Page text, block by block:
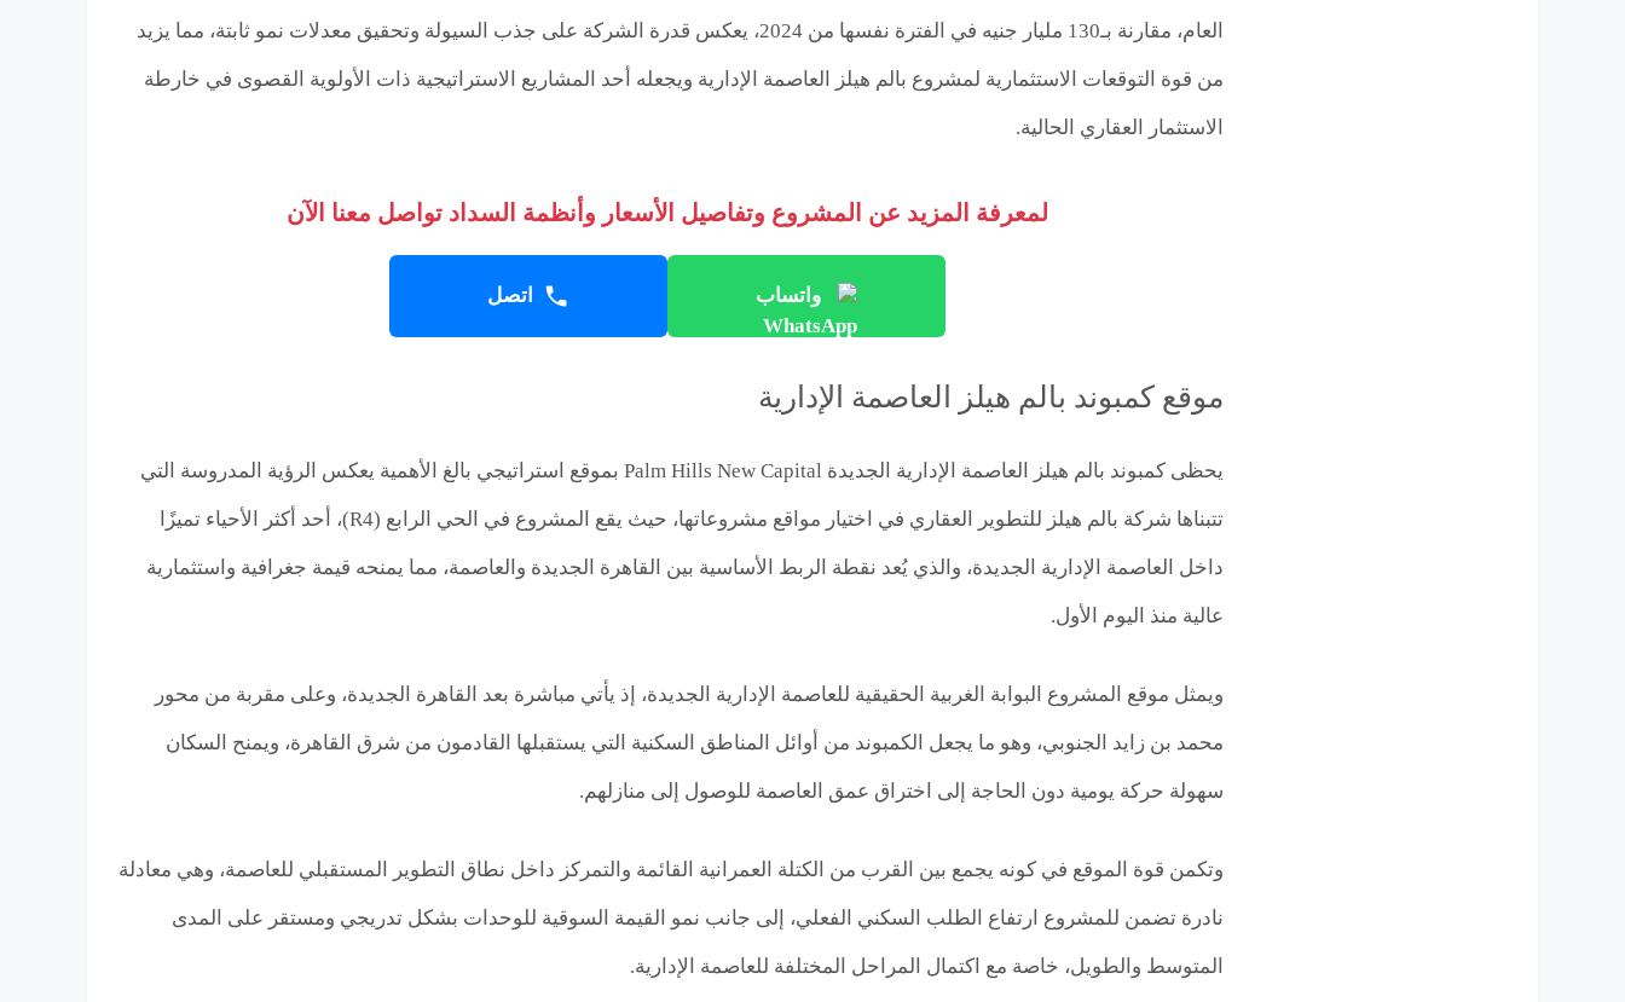
العام، مقارنة بـ130 مليار جنيه في الفترة نفسها من 2024، يعكس قدرة الشركة على جذب السيولة وتحقيق معدلات نمو ثابتة، مما يزيد
من قوة التوقعات الاستثمارية لمشروع بالم هيلز العاصمة الإدارية ويجعله أحد المشاريع الاستراتيجية ذات الأولوية القصوى في خارطة
الاستثمار العقاري الحالية.
لمعرفة المزيد عن المشروع وتفاصيل الأسعار وأنظمة السداد تواصل معنا الآن
واتساب اتصل
موقع كمبوند بالم هيلز العاصمة الإدارية
يحظى كمبوند بالم هيلز العاصمة الإدارية الجديدة Palm Hills New Capital بموقع استراتيجي بالغ الأهمية يعكس الرؤية المدروسة التي
تتبناها شركة بالم هيلز للتطوير العقاري في اختيار مواقع مشروعاتها، حيث يقع المشروع في الحي الرابع (R4)، أحد أكثر الأحياء تميزًا
داخل العاصمة الإدارية الجديدة، والذي يُعد نقطة الربط الأساسية بين القاهرة الجديدة والعاصمة، مما يمنحه قيمة جغرافية واستثمارية
عالية منذ اليوم الأول.
ويمثل موقع المشروع البوابة الغربية الحقيقية للعاصمة الإدارية الجديدة، إذ يأتي مباشرة بعد القاهرة الجديدة، وعلى مقربة من محور
محمد بن زايد الجنوبي، وهو ما يجعل الكمبوند من أوائل المناطق السكنية التي يستقبلها القادمون من شرق القاهرة، ويمنح السكان
سهولة حركة يومية دون الحاجة إلى اختراق عمق العاصمة للوصول إلى منازلهم.
وتكمن قوة الموقع في كونه يجمع بين القرب من الكتلة العمرانية القائمة والتمركز داخل نطاق التطوير المستقبلي للعاصمة، وهي معادلة
نادرة تضمن للمشروع ارتفاع الطلب السكني الفعلي، إلى جانب نمو القيمة السوقية للوحدات بشكل تدريجي ومستقر على المدى
المتوسط والطويل، خاصة مع اكتمال المراحل المختلفة للعاصمة الإدارية.